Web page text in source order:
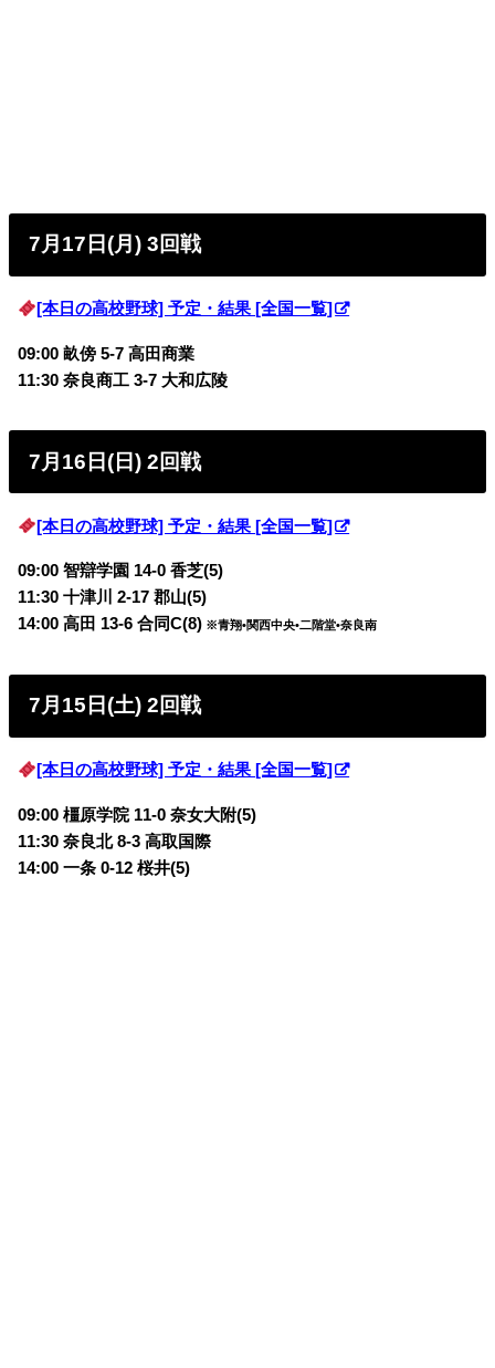
7月17日(月) 3回戦
[本日の高校野球] 予定・結果 [全国一覧]
09:00 畝傍 5-7 高田商業
11:30 奈良商工 3-7 大和広陵
7月16日(日) 2回戦
[本日の高校野球] 予定・結果 [全国一覧]
09:00 智辯学園 14-0 香芝(5)
11:30 十津川 2-17 郡山(5)
14:00 高田 13-6 合同C(8) ※青翔•関西中央•二階堂•奈良南
7月15日(土) 2回戦
[本日の高校野球] 予定・結果 [全国一覧]
09:00 橿原学院 11-0 奈女大附(5)
11:30 奈良北 8-3 高取国際
14:00 一条 0-12 桜井(5)